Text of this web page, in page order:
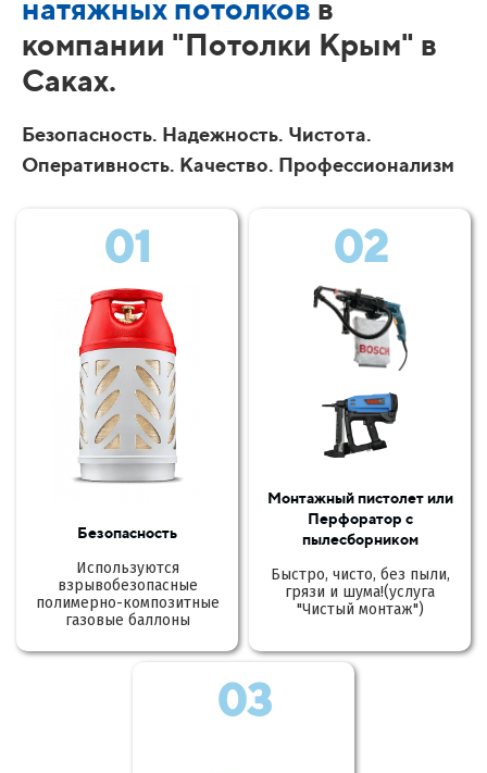
натяжных потолков в
компании "Потолки Крым" в
Саках.
Безопасность. Надежность. Чистота.
Оперативность. Качество. Профессионализм
01
Безопасность
Используются
взрывобезопасные
полимерно-композитные
газовые баллоны
02
Монтажный пистолет или
Перфоратор с
пылесборником
Быстро, чисто, без пыли,
грязи и шума!(услуга
"Чистый монтаж")
03